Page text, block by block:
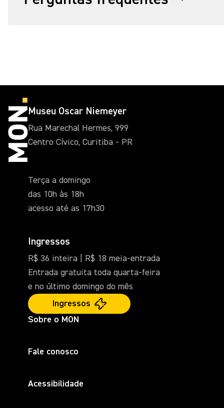
Museu Oscar Niemeyer
Rua Marechal Hermes, 999
Centro Cívico, Curitiba - PR
Terça a domingo
das 10h às 18h
acesso até as 17h30
Ingressos
R$ 36 inteira | R$ 18 meia-entrada
Entrada gratuita toda quarta-feira
e no último domingo do mês
Ingressos
Sobre o MON
Fale conosco
Acessibilidade